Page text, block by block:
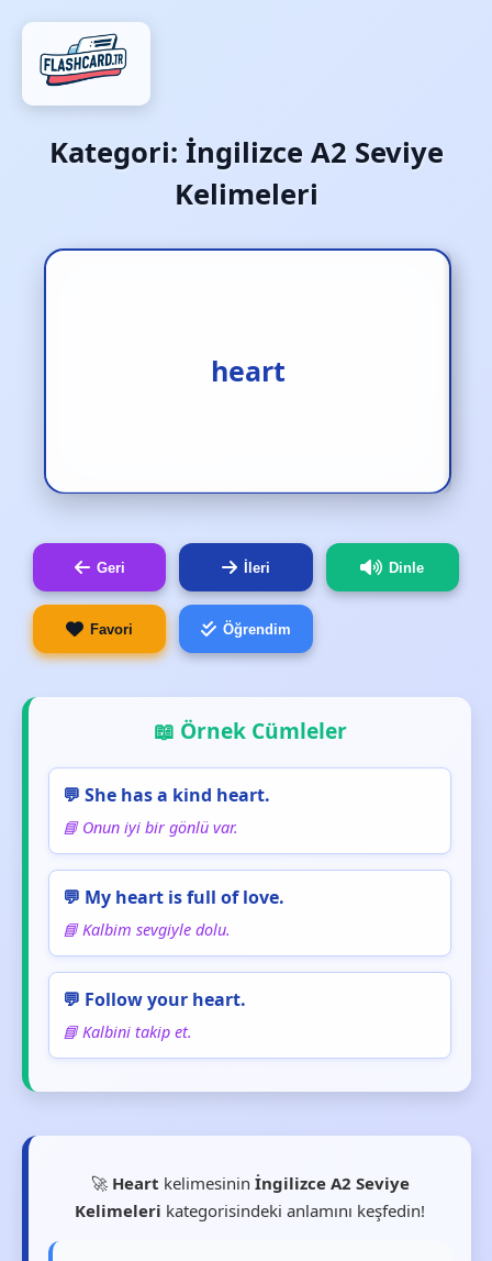
Kategori: İngilizce A2 Seviye
Kelimeleri
heart
3.yürek [i.]
Geri İleri Dinle
Favori Öğrendim
📖 Örnek Cümleler
💬 She has a kind heart.
📘 Onun iyi bir gönlü var.
💬 My heart is full of love.
📘 Kalbim sevgiyle dolu.
💬 Follow your heart.
📘 Kalbini takip et.
🚀 Heart kelimesinin İngilizce A2 Seviye
Kelimeleri kategorisindeki anlamını keşfedin!